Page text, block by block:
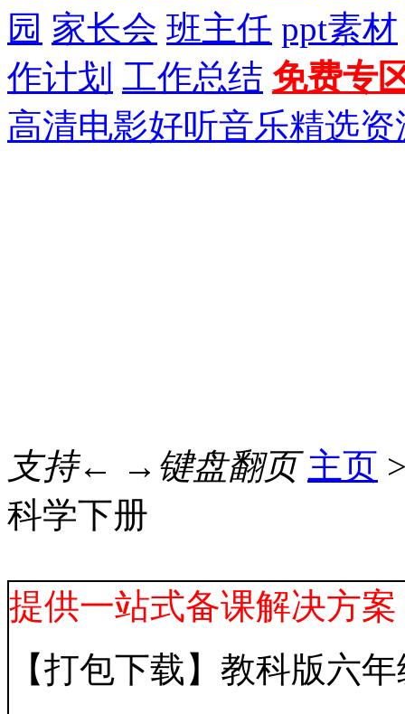
园 家长会 班主任 ppt素材
作计划 工作总结 免费专
高清电影好听音乐精选资
支持← →键盘翻页 主页
科学下册
提供一站式备课解决方
【打包下载】教科版六